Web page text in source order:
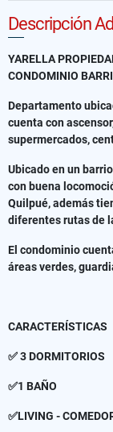
Descripción
YARELLA
CONDOMINIO
Departamento
cuenta con
supermercados,
Ubicado en un
con buena
Quilpué, además
diferentes rutas de
El condominio
áreas verdes,
CARACTERÍSTICAS
✅ 3 DORMITORIOS
✅1 BAÑO
✅LIVING -